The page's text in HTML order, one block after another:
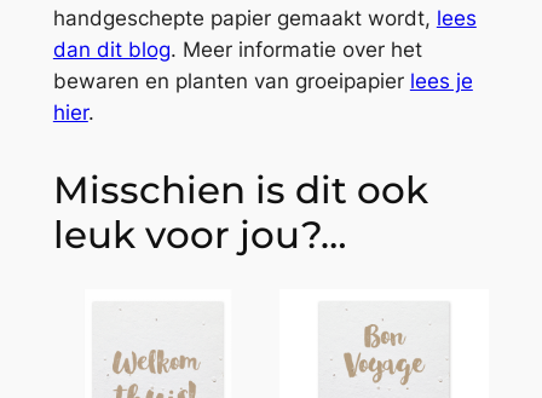
handgeschepte papier gemaakt wordt, lees
dan dit blog. Meer informatie over het
bewaren en planten van groeipapier lees je
hier.
Misschien is dit ook
leuk voor jou?…